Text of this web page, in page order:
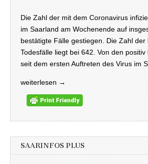
Die Zahl der mit dem Coronavirus
im Saarland am Wochenende auf
bestätigte Fälle gestiegen. Die Zahl der
Todesfälle liegt bei 642. Von den
seit dem ersten Auftreten des Virus im
weiterlesen →
SAARINFOS PLUS